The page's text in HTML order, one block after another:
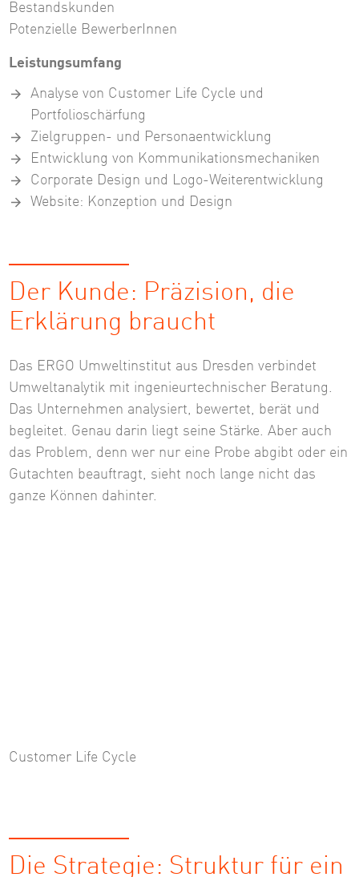
Bestandskunden
Potenzielle BewerberInnen
Leistungsumfang
Analyse von Customer Life Cycle und
Portfolioschärfung
Zielgruppen- und Personaentwicklung
Entwicklung von Kommunikationsmechaniken
Corporate Design und Logo-Weiterentwicklung
Website: Konzeption und Design
Der Kunde: Präzision, die
Erklärung braucht
Das ERGO Umweltinstitut aus Dresden verbindet
Umweltanalytik mit ingenieurtechnischer Beratung.
Das Unternehmen analysiert, bewertet, berät und
begleitet. Genau darin liegt seine Stärke. Aber auch
das Problem, denn wer nur eine Probe abgibt oder ein
Gutachten beauftragt, sieht noch lange nicht das
ganze Können dahinter.
Customer Life Cycle
Die Strategie: Struktur für ein